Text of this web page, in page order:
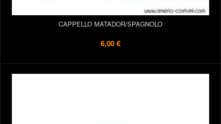
CAPPELLO MATADOR/SPAGNOLO
6,00 €